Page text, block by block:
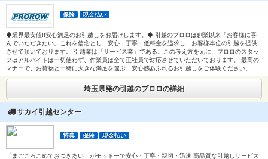
保険 現金払い
◆業界最安値!!安心満足のお引越しをお届けします。◆ 引越のプロロは創業以来「お客様に喜
んでいただきたい」これを信念とし、安心・丁寧・低料金を追求し、お客様本位の引越を提供
させて頂いております。 引越業は「サービス業」である。この考え方を元に、プロロのスタッ
フはアルバイトは一切使わず、作業員は全て正社員で対応させていただいております。 最高の
マナーで、お荷物と一緒に大きな満足を運ぶ、安心感あふれるお引越しをご体験ください。
埼玉県発の引越のプロロの詳細
サカイ引越センター
特典 保険 現金払い
「まごころこめておつきあい」がモットーで安心・丁寧・親切・迅速 高品質な引越しサービス